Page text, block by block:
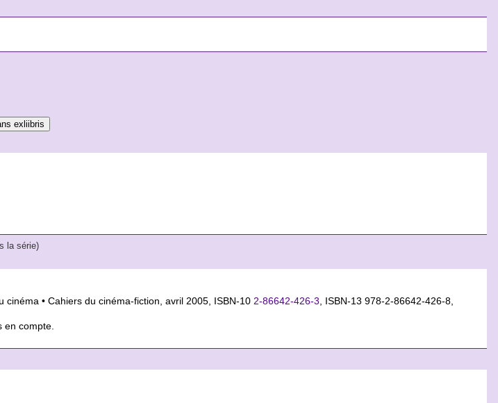
la série)
cinéma • Cahiers du cinéma-fiction, avril 2005, ISBN-10 2-86642-426-3 ISBN-13 978-2-86642-426-8
compte.